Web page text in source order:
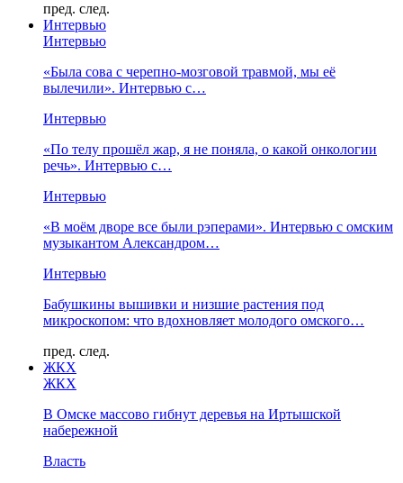
пред. след.
Интервью
Интервью
«Была сова с черепно-мозговой травмой, мы её
вылечили». Интервью с…
Интервью
«По телу прошёл жар, я не поняла, о какой онкологии
речь». Интервью с…
Интервью
«В моём дворе все были рэперами». Интервью с омским
музыкантом Александром…
Интервью
Бабушкины вышивки и низшие растения под
микроскопом: что вдохновляет молодого омского…
пред. след.
ЖКХ
ЖКХ
В Омске массово гибнут деревья на Иртышской
набережной
Власть